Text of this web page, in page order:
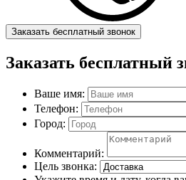
Заказать бесплатный звонок
Заказать бесплатный
Ваше имя:
Телефон:
Город:
Комментарий:
Цель звонка: